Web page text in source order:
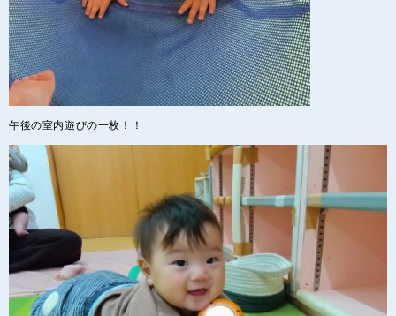
午後の室内遊びの一枚！！